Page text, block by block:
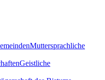
Muttersprachliche
Geistliche